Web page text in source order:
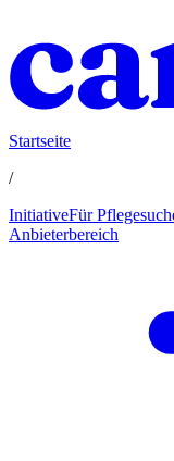
Startseite
/
InitiativeFür
Anbieterbereich